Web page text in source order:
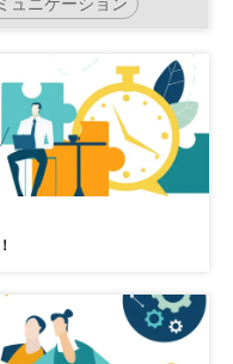
広告